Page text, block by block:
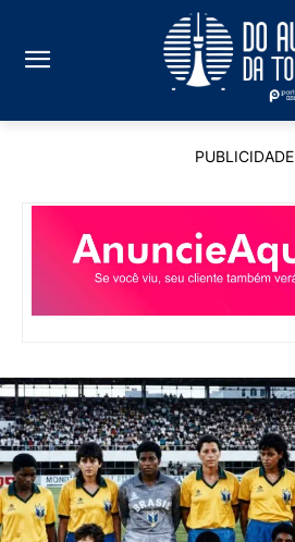
PUBLICIDADE